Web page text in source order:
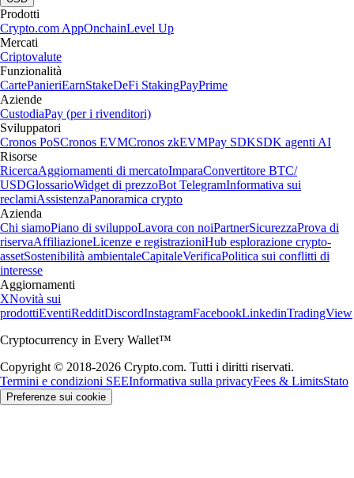
Prodotti
Crypto.com AppOnchainLevel Up
Mercati
Criptovalute
Funzionalità
CartePanieriEarnStakeDeFi StakingPayPrime
Aziende
CustodiaPay (per i rivenditori)
Sviluppatori
Cronos PoSCronos EVMCronos zkEVMPay SDKSDK agenti AI
Risorse
RicercaAggiornamenti di mercatoImparaConvertitore BTC/
USDGlossarioWidget di prezzoBot TelegramInformativa sui
reclamiAssistenzaPanoramica crypto
Azienda
Chi siamoPiano di sviluppoLavora con noiPartnerSicurezzaProva di
riservaAffiliazioneLicenze e registrazioniHub esplorazione crypto-
assetSostenibilità ambientaleCapitaleVerificaPolitica sui conflitti di
interesse
Aggiornamenti
XNovità sui
prodottiEventiRedditDiscordInstagramFacebookLinkedinTradingView
Cryptocurrency in Every Wallet™
Copyright © 2018-2026 Crypto.com. Tutti i diritti riservati.
Termini e condizioni SEEInformativa sulla privacyFees & LimitsStato
Preferenze sui cookie